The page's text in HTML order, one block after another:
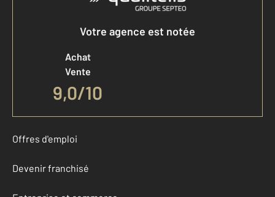
Votre agence est notée
Achat
Vente
9,0/10
Offres d'emploi
Devenir franchisé